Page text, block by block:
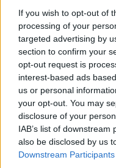
If you wish to opt-out of
processing of your
targeted advertising by
section to confirm your
opt-out request is
interest-based ads
us or personal
your opt-out. You may
disclosure of your
IAB’s list of
also be disclosed by us
Downstream Participants
aumentam a sensação
prolongado pode
prejudicar o
Fabiano de Abreu
evidências de que o
genéticas na espécie
afirma, ocorre por
pelo qual os circuitos
resposta às
“Millennium
regressou ao
vitória do
Publicado 3 dias
Ígor Lopes
O “Millennium Estoril
dias 18 e 26 de julho,